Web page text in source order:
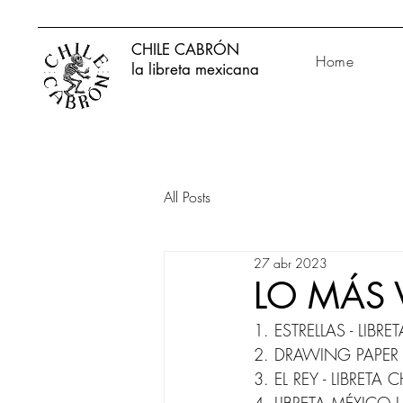
CHILE CABRÓN
la libreta mexicana
Home
All Posts
LO MÁS
27 abr 2023
1. ESTRELLAS -
2. DRAWING
3. EL REY - LIBRETA